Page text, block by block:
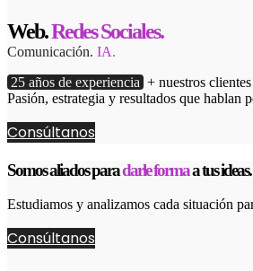
Web.Redes Sociales.
Comunicación. IA.
25 años de experiencia + nuestros
Pasión, estrategia y resultados que hablan
Consúltanos
Somos aliados paradarle formaa tus ideas.
Estudiamos y analizamos cada situación
Consúltanos